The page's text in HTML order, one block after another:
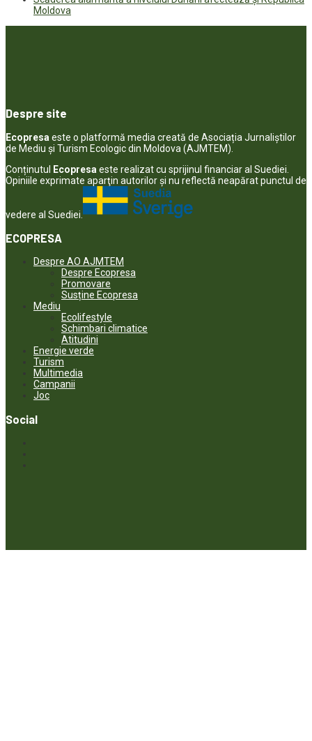
Moldova
Despre site
Ecopresa este o platformă media creată de Asociația Jurnaliștilor
de Mediu și Turism Ecologic din Moldova (AJMTEM).
Conținutul Ecopresa este realizat cu sprijinul financiar al Suediei.
Opiniile exprimate aparţin autorilor şi nu reflectă neapărat punctul de
vedere al Suediei.
ECOPRESA
Despre AO AJMTEM
Despre Ecopresa
Promovare
Susține Ecopresa
Mediu
Ecolifestyle
Schimbari climatice
Atitudini
Energie verde
Turism
Multimedia
Campanii
Joc
Social